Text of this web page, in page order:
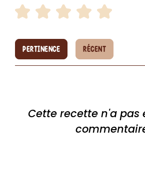
PERTINENCE RÉCENT
Cette recette n'a pas